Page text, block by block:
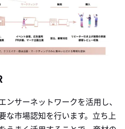
サーネットワークを活用し、
な市場認知を行います。立ち上